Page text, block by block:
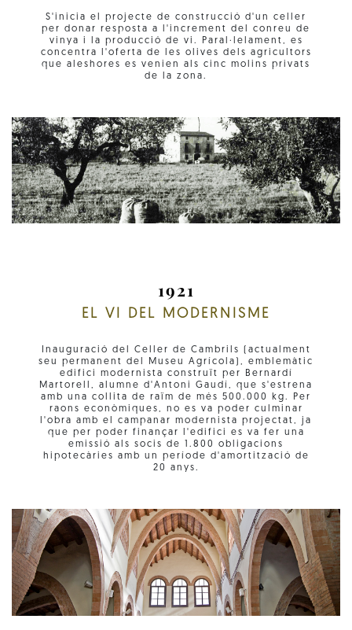
S'inicia el projecte de construcció d'un celler
per donar resposta a l'increment del conreu de
vinya i la producció de vi. Paral·lelament, es
concentra l'oferta de les olives dels agricultors
que aleshores es venien als cinc molins privats
de la zona.
1921
EL VI DEL MODERNISME
Inauguració del Celler de Cambrils (actualment
seu permanent del Museu Agrícola), emblemàtic
edifici modernista construït per Bernardí
Martorell, alumne d'Antoni Gaudí, que s'estrena
amb una collita de raïm de més 500.000 kg. Per
raons econòmiques, no es va poder culminar
l'obra amb el campanar modernista projectat, ja
que per poder finançar l'edifici es va fer una
emissió als socis de 1.800 obligacions
hipotecàries amb un període d'amortització de
20 anys.